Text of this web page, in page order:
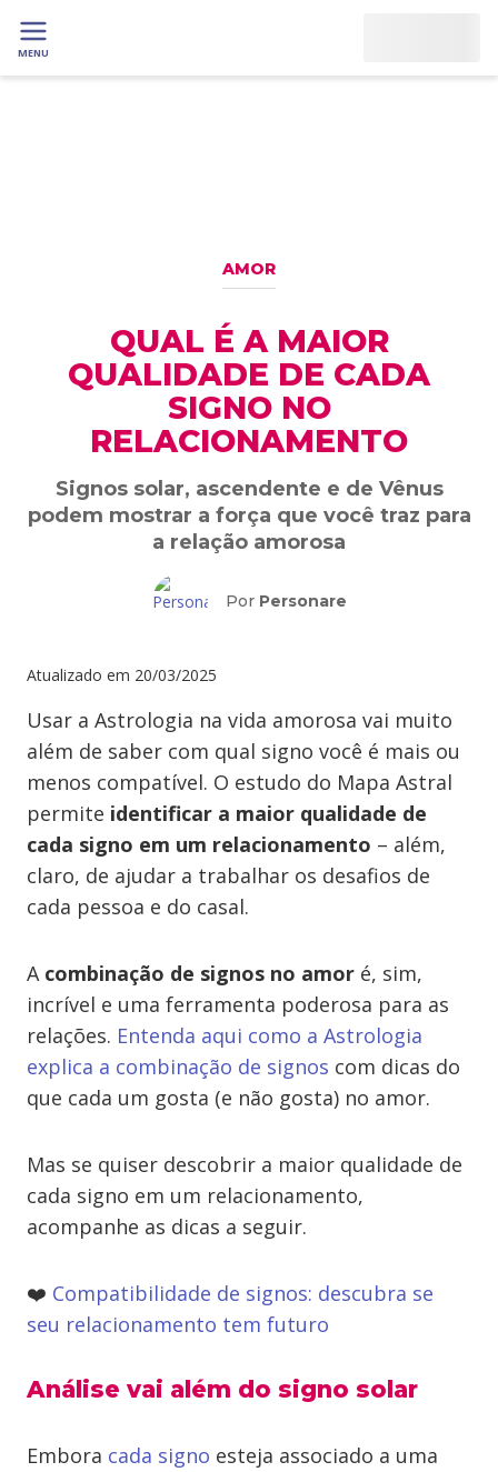
MENU
AMOR
QUAL É A MAIOR
QUALIDADE DE CADA
SIGNO NO
RELACIONAMENTO
Signos solar, ascendente e de Vênus
podem mostrar a força que você traz para
a relação amorosa
Por Personare
Atualizado em 20/03/2025
Usar a Astrologia na vida amorosa vai muito
além de saber com qual signo você é mais ou
menos compatível. O estudo do Mapa Astral
permite identificar a maior qualidade de
cada signo em um relacionamento – além,
claro, de ajudar a trabalhar os desafios de
cada pessoa e do casal.
A combinação de signos no amor é, sim,
incrível e uma ferramenta poderosa para as
relações. Entenda aqui como a Astrologia
explica a combinação de signos com dicas do
que cada um gosta (e não gosta) no amor.
Mas se quiser descobrir a maior qualidade de
cada signo em um relacionamento,
acompanhe as dicas a seguir.
❤️ Compatibilidade de signos: descubra se
seu relacionamento tem futuro
Análise vai além do signo solar
Embora cada signo esteja associado a uma